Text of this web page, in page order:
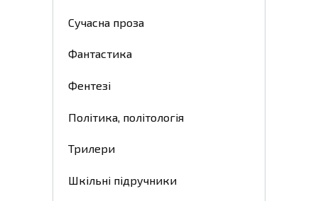
Сучасна проза
Фантастика
Фентезі
Політика, політологія
Трилери
Шкільні підручники